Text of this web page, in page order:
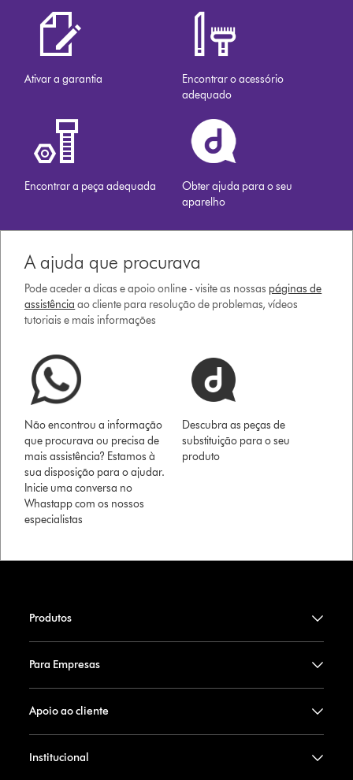
Ativar a garantia
Encontrar o acessório
adequado
Encontrar a peça adequada
Obter ajuda para o seu
aparelho
A ajuda que procurava
Pode aceder a dicas e apoio online - visite as nossas páginas de
assistência ao cliente para resolução de problemas, vídeos
tutoriais e mais informações
Não encontrou a informação
que procurava ou precisa de
mais assistência? Estamos à
sua disposição para o ajudar.
Inicie uma conversa no
Whastapp com os nossos
especialistas
Descubra as peças de
substituição para o seu
produto
Produtos
Para Empresas
Apoio ao cliente
Institucional